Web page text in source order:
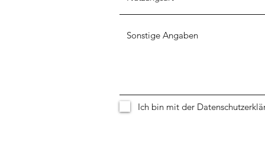
Ich bin mit der